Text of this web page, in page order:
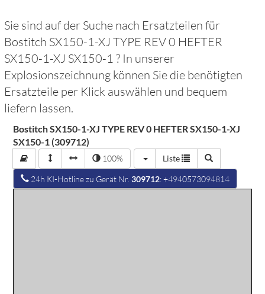
Sie sind auf der Suche nach Ersatzteilen für
Bostitch SX150-1-XJ TYPE REV 0 HEFTER
SX150-1-XJ SX150-1? In unserer
Explosionszeichnung können Sie die benötigten
Ersatzteile per Klick auswählen und bequem
liefern lassen.
Bostitch SX150-1-XJ TYPE REV 0 HEFTER SX150-1-XJ
SX150-1 (309712)
100% Liste
24h KI-Hotline zu Gerät Nr.309712: +4940573094814